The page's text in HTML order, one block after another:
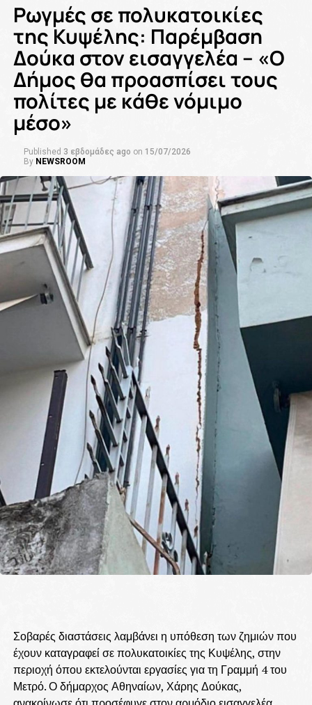
Ρωγμές σε πολυκατοικίες
της Κυψέλης: Παρέμβαση
Δούκα στον εισαγγελέα – «Ο
Δήμος θα προασπίσει τους
πολίτες με κάθε νόμιμο
μέσο»
Published 3 εβδομάδες ago on 15/07/2026
By NEWSROOM
Σοβαρές διαστάσεις λαμβάνει η υπόθεση των ζημιών που
έχουν καταγραφεί σε πολυκατοικίες της Κυψέλης, στην
περιοχή όπου εκτελούνται εργασίες για τη Γραμμή 4 του
Μετρό. Ο δήμαρχος Αθηναίων, Χάρης Δούκας,